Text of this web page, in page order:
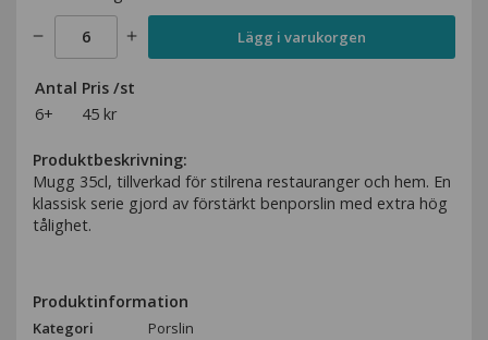
Lägg i varukorgen
Antal Pris /st
6+
45 kr
Produktbeskrivning:
Mugg 35cl, tillverkad för stilrena restauranger och hem. En
klassisk serie gjord av förstärkt benporslin med extra hög
tålighet.
Produktinformation
Kategori
Porslin